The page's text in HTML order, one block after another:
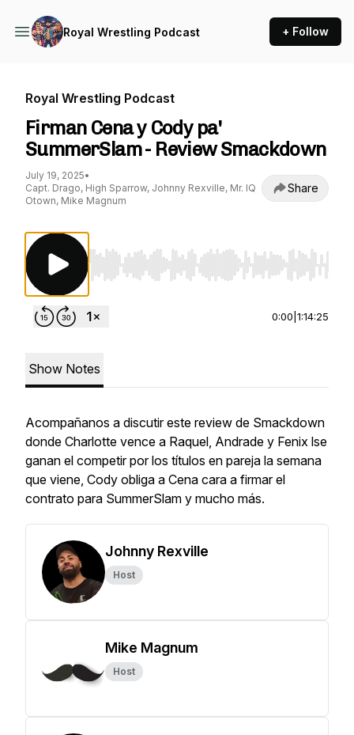
Royal Wrestling Podcast + Follow
Royal Wrestling Podcast
Firman Cena y Cody pa'
SummerSlam - Review Smackdown
July 19, 2025•
Capt. Drago, High Sparrow, Johnny Rexville, Mr. IQ
Otown, Mike Magnum
Share
Use Left/Right to seek, Home/End to jump
0:00 1:14:25
Show Notes
Acompañanos a discutir este review de Smackdown
donde Charlotte vence a Raquel, Andrade y Fenix lse
ganan el competir por los títulos en pareja la semana
que viene, Cody obliga a Cena cara a firmar el
contrato para SummerSlam y mucho más.
Johnny Rexville
Host
Mike Magnum
Host